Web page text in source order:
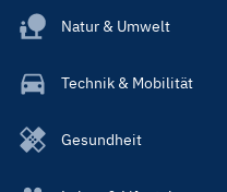
Natur & Umwelt
Technik & Mobilität
Gesundheit